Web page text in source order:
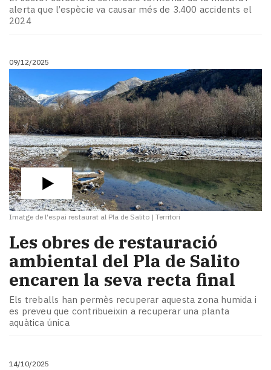
alerta que l’espècie va causar més de 3.400 accidents el
2024
09/12/2025
Imatge de l'espai restaurat al Pla de Salito | Territori
Les obres de restauració
ambiental del Pla de Salito
encaren la seva recta final
Els treballs han permès recuperar aquesta zona humida i
es preveu que contribueixin a recuperar una planta
aquàtica única
14/10/2025